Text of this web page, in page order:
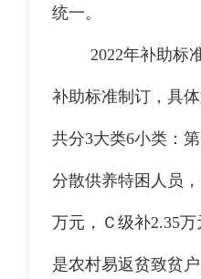
统一。
2022年补助标
补助标准制订，具
共分3大类6小类：
分散供养特困人员
万元，Ｃ级补2.35
是农村易返贫致贫